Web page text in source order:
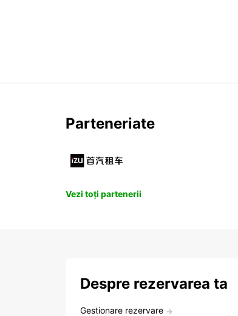
Parteneriate
Vezi toți partenerii
Despre rezervarea ta
Gestionare rezervare